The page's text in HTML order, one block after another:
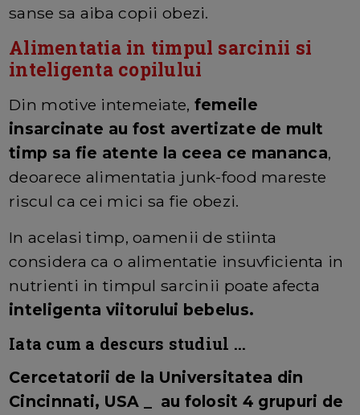
sanse sa aiba copii obezi.
Alimentatia in timpul sarcinii si
inteligenta copilului
Din motive intemeiate, femeile
insarcinate au fost avertizate de mult
timp sa fie atente la ceea ce mananca,
deoarece alimentatia junk-food mareste
riscul ca cei mici sa fie obezi.
In acelasi timp, oamenii de stiinta
considera ca o alimentatie insuvficienta in
nutrienti in timpul sarcinii poate afecta
inteligenta viitorului bebelus.
Iata cum a descurs studiul ...
Cercetatorii de la Universitatea din
Cincinnati, USA _ au folosit 4 grupuri de